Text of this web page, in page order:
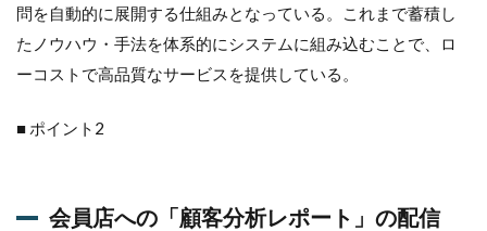
ポー
の配
信
コー
見
問を自動的に展開する仕組みとなっている。これまで蓄積し
たノウハウ・手法を体系的にシステムに組み込むことで、ロ
ーコストで高品質なサービスを提供している。
■ ポイント2
会員店への「顧客分析レポート」の配信